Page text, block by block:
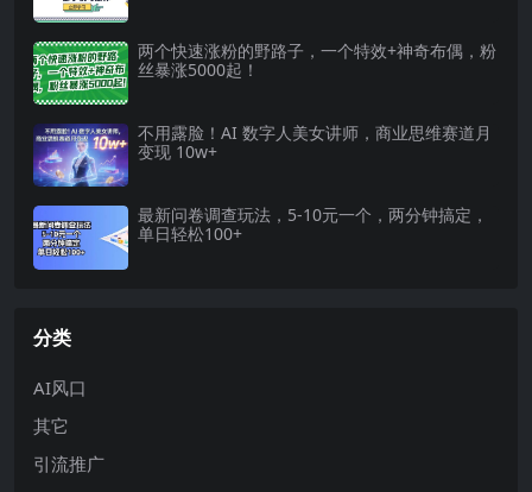
两个快速涨粉的野路子，一个特效+神奇布偶，粉
丝暴涨5000起！
不用露脸！AI 数字人美女讲师，商业思维赛道月
变现 10w+
最新问卷调查玩法，5-10元一个，两分钟搞定，
单日轻松100+
分类
AI风口
其它
引流推广